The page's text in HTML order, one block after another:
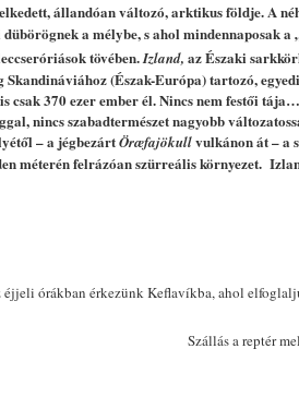
állandóan változó, arktikus földje. A
dübörögnek a mélybe, s ahol
tövében.Izland, az Északi
(Észak-Európa) tartozó,
csak 370 ezer ember él. Nincs nem festői
nincs szabadtermészet nagyobb
– a jégbezártÖræfajökullvulkánon át – a
méterén felrázóan szürreális környezet.
éjjeli órákban érkezünk Keflavíkba, ahol
Szállás a reptér